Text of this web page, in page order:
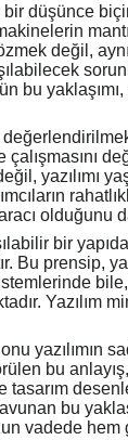
düşünce
değil,
bu
olduğunu
bir
Bu prensip,
bile,
bu
bu
vadede